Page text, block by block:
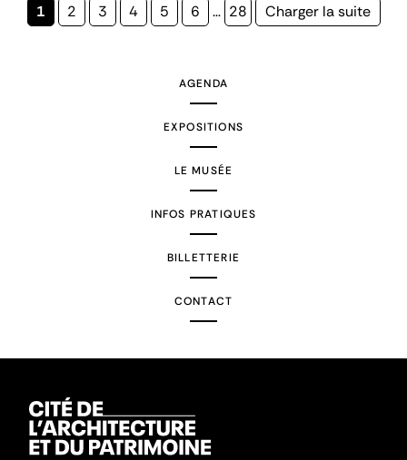
Page
1 Page
2 Page
3 Page
4 Page
5 Page
6 … Page
28
Page
Charger la suite
AGENDA
EXPOSITIONS
LE MUSÉE
INFOS PRATIQUES
BILLETTERIE
CONTACT